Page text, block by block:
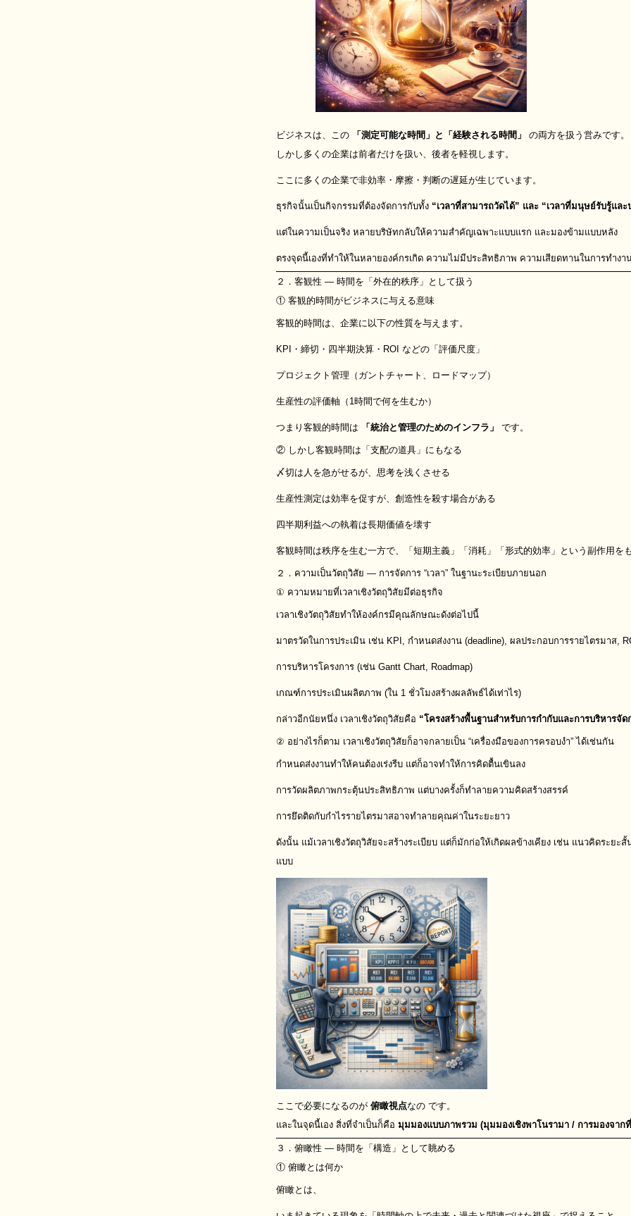
ビジネスは、この 「測定可能な時間」と「経験される時間」
の両方を扱う営みです。
しかし多くの企業は前者だけを扱い、後者を軽視します。
ここに多くの企業で非効率・摩擦・判断の遅延が生じています。
ธุรกิจนั้นเป็นกิจกรรมที่ต้องจัดการกับทั้ง “เวลาที่สามารถวัดได้” และ “เวลาที่มนุษย์รับรู้และ
แต่ในความเป็นจริง หลายบริษัทกลับให้ความสำคัญเฉพาะแบบแรก และมองข้ามแบบหลัง
ตรงจุดนี้เองที่ทำให้ในหลายองค์กรเกิด ความไม่มีประสิทธิภาพ ความเสียดทานในการทำง
２．客観性 ― 時間を「外在的秩序」として扱う
① 客観的時間がビジネスに与える意味
客観的時間は、企業に以下の性質を与えます。
KPI・締切・四半期決算・ROI などの「評価尺度」
プロジェクト管理（ガントチャート、ロードマップ）
生産性の評価軸（1時間で何を生むか）
つまり客観的時間は 「統治と管理のためのインフラ」 です。
② しかし客観時間は「支配の道具」にもなる
〆切は人を急がせるが、思考を浅くさせる
生産性測定は効率を促すが、創造性を殺す場合がある
四半期利益への執着は長期価値を壊す
客観時間は秩序を生む一方で、「短期主義」「消耗」「形式的効率」という副作用を
２．ความเป็นวัตถุวิสัย — การจัดการ “เวลา” ในฐานะระเบียบภายนอก
① ความหมายที่เวลาเชิงวัตถุวิสัยมีต่อธุรกิจ
เวลาเชิงวัตถุวิสัยทำให้องค์กรมีคุณลักษณะดังต่อไปนี้
มาตรวัดในการประเมิน เช่น KPI, กำหนดส่งงาน (deadline), ผลประกอบการรายไตรมาส,
การบริหารโครงการ (เช่น Gantt Chart, Roadmap)
เกณฑ์การประเมินผลิตภาพ (ใน 1 ชั่วโมงสร้างผลลัพธ์ได้เท่าไร)
กล่าวอีกนัยหนึ่ง เวลาเชิงวัตถุวิสัยคือ “โครงสร้างพื้นฐานสำหรับการกำกับและการบริหารจัด
② อย่างไรก็ตาม เวลาเชิงวัตถุวิสัยก็อาจกลายเป็น “เครื่องมือของการครอบงำ” ได้เช่นกัน
กำหนดส่งงานทำให้คนต้องเร่งรีบ แต่ก็อาจทำให้การคิดตื้นเขินลง
การวัดผลิตภาพกระตุ้นประสิทธิภาพ แต่บางครั้งก็ทำลายความคิดสร้างสรรค์
การยึดติดกับกำไรรายไตรมาสอาจทำลายคุณค่าในระยะยาว
ดังนั้น แม้เวลาเชิงวัตถุวิสัยจะสร้างระเบียบ แต่ก็มักก่อให้เกิดผลข้างเคียง เช่น แนวคิดระย
แบบ
ここで必要になるのが 俯瞰視点なの です。
และในจุดนี้เอง สิ่งที่จำเป็นก็คือ มุมมองแบบภาพรวม (มุมมองเชิงพาโนรามา / การมองจาก
３．俯瞰性 ― 時間を「構造」として眺める
① 俯瞰とは何か
俯瞰とは、